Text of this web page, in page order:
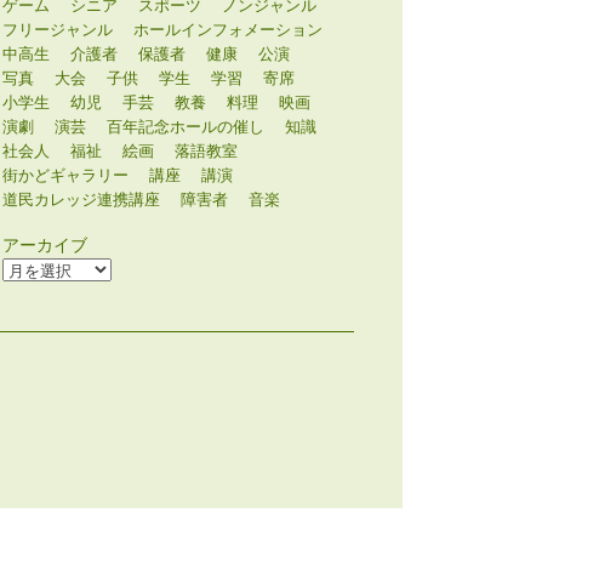
お取り扱いチケット
まっくグランドミュージック
イベント後記
ゲーム
シニア スポーツ
ノンジャンル
フリージャンル
ホールインフォメーション
中高生
介護者 保護者 健康
公演
写真
大会 子供 学生 学習
寄席
小学生
幼児 手芸 教養 料理
演劇
演芸 百年記念ホールの催し
社会人
福祉 絵画
落語教室
街かどギャラリー
道民カレッジ連携講座
ア